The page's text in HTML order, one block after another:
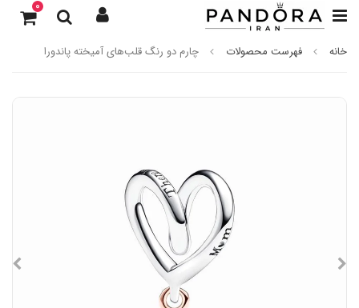
0
خانه فهرست محصولات چارم دو رنگ قلب‌های آمیخته پاندورا